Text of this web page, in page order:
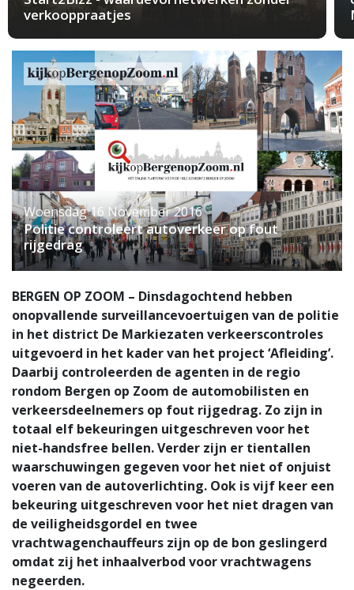
verkooppraatjes
Woensdag 16 November 2016
Politie controleert autoverkeer op fout
rijgedrag
BERGEN OP ZOOM – Dinsdagochtend hebben
onopvallende surveillancevoertuigen van de politie
in het district De Markiezaten verkeerscontroles
uitgevoerd in het kader van het project ‘Afleiding’.
Daarbij controleerden de agenten in de regio
rondom Bergen op Zoom de automobilisten en
verkeersdeelnemers op fout rijgedrag. Zo zijn in
totaal elf bekeuringen uitgeschreven voor het
niet-handsfree bellen. Verder zijn er tientallen
waarschuwingen gegeven voor het niet of onjuist
voeren van de autoverlichting. Ook is vijf keer een
bekeuring uitgeschreven voor het niet dragen van
de veiligheidsgordel en twee
vrachtwagenchauffeurs zijn op de bon geslingerd
omdat zij het inhaalverbod voor vrachtwagens
negeerden.